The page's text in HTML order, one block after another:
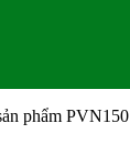
phẩm PVN150